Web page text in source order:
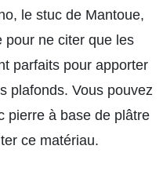
le stuc de Mantoue,
pour ne citer que les
parfaits pour apporter
plafonds. Vous pouvez
pierre à base de plâtre
ce matériau.